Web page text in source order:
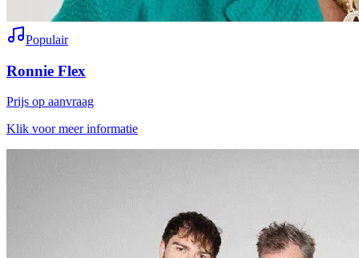
Populair
Ronnie Flex
Prijs op aanvraag
Klik voor meer informatie